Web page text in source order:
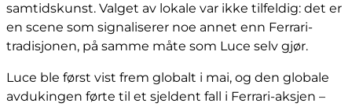
samtidskunst. Valget av lokale var ikke tilfeldig: det er
en scene som signaliserer noe annet enn Ferrari-
tradisjonen, på samme måte som Luce selv gjør.
Luce ble først vist frem globalt i mai, og den globale
avdukingen førte til et sjeldent fall i Ferrari-aksjen –